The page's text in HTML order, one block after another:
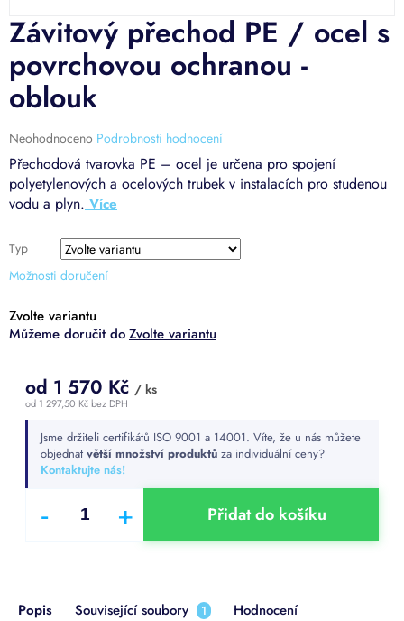
Typ
Možnosti doručení
Přechodová tvarovka PE – ocel je určena pro spojení
polyetylenových a ocelových trubek v instalacích pro studenou
vodu a plyn.
Závitový přechod PE / ocel s
povrchovou ochranou -
oblouk
Průměrné
hodnocení
produktu
je
0,0
5
hvězdiček.
Neohodnoceno Podrobnosti hodnocení
Zvolte variantu
Zvolte variantu
od 1 570 Kč / ks
od 1 297,50 Kčbez DPH
cena:Jsme držiteli certifikátů ISO 9001 a 14001. Víte, že u nás můžete
objednat větší množství produktů za individuální ceny?
Kontaktujte nás!
Přidat do košíku
Popis Související soubory 1
Hodnocení